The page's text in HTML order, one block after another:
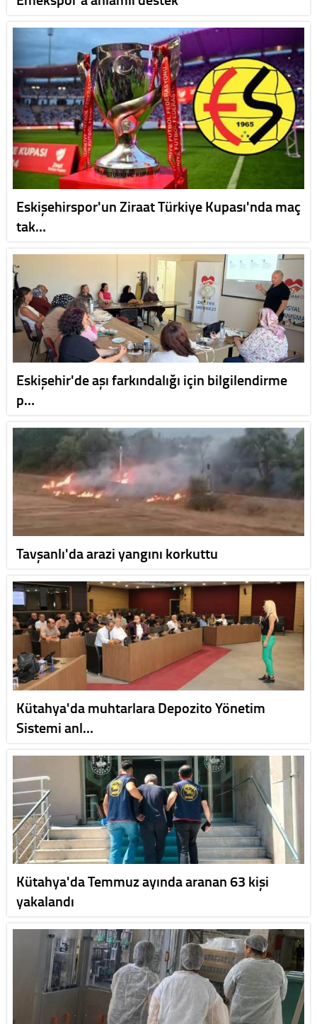
Eskişehirspor'un Ziraat Türkiye Kupası'nda maç
tak…
Eskişehir'de aşı farkındalığı için bilgilendirme
p…
Tavşanlı'da arazi yangını korkuttu
Kütahya'da muhtarlara Depozito Yönetim
Sistemi anl…
Kütahya'da Temmuz ayında aranan 63 kişi
yakalandı